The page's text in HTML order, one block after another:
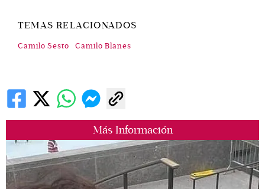
Más Información
TEMAS RELACIONADOS
Camilo Sesto Camilo Blanes